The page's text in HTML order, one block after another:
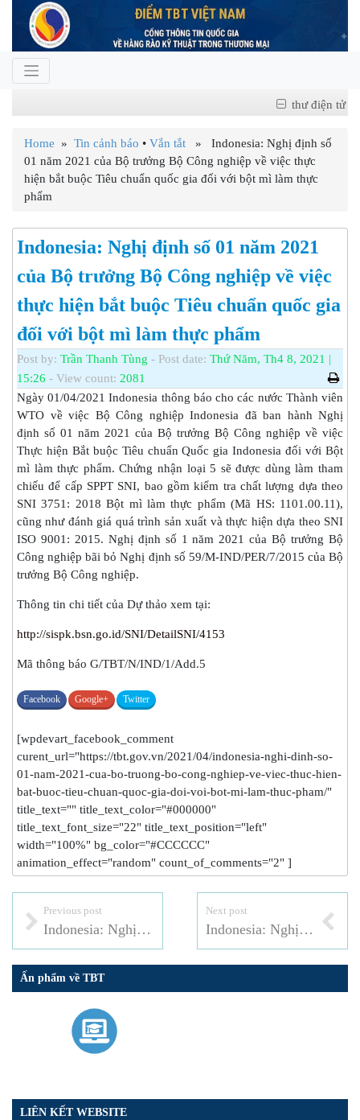
thư điện tử
Home » Tin cảnh báo • Vắn tắt » Indonesia: Nghị định số
01 năm 2021 của Bộ trưởng Bộ Công nghiệp về việc thực
hiện bắt buộc Tiêu chuẩn quốc gia đối với bột mì làm thực
phẩm
Indonesia: Nghị định số 01 năm 2021
của Bộ trưởng Bộ Công nghiệp về việc
thực hiện bắt buộc Tiêu chuẩn quốc gia
đối với bột mì làm thực phẩm
Post by: Trần Thanh Tùng - Post date: Thứ Năm, Th4 8, 2021 |
15:26 - View count: 2081
Ngày 01/04/2021 Indonesia thông báo cho các nước Thành viên
WTO về việc Bộ Công nghiệp Indonesia đã ban hành Nghị
định số 01 năm 2021 của Bộ trưởng Bộ Công nghiệp về việc
Thực hiện Bắt buộc Tiêu chuẩn Quốc gia Indonesia đối với Bột
mì làm thực phẩm. Chứng nhận loại 5 sẽ được dùng làm tham
chiếu để cấp SPPT SNI, bao gồm kiểm tra chất lượng dựa theo
SNI 3751: 2018 Bột mì làm thực phẩm (Mã HS: 1101.00.11),
cũng như đánh giá quá trình sản xuất và thực hiện dựa theo SNI
ISO 9001: 2015. Nghị định số 1 năm 2021 của Bộ trưởng Bộ
Công nghiệp bãi bỏ Nghị định số 59/M-IND/PER/7/2015 của Bộ
trưởng Bộ Công nghiệp.
Thông tin chi tiết của Dự thảo xem tại:
http://sispk.bsn.go.id/SNI/DetailSNI/4153
Mã thông báo G/TBT/N/IND/1/Add.5
Facebook Google+ Twitter
[wpdevart_facebook_comment
curent_url="https://tbt.gov.vn/2021/04/indonesia-nghi-dinh-so-
01-nam-2021-cua-bo-truong-bo-cong-nghiep-ve-viec-thuc-hien-
bat-buoc-tieu-chuan-quoc-gia-doi-voi-bot-mi-lam-thuc-pham/"
title_text="" title_text_color="#000000"
title_text_font_size="22" title_text_position="left"
width="100%" bg_color="#CCCCCC"
animation_effect="random" count_of_comments="2" ]
Previous post
Indonesia: Nghị định số 2 năm 2021 của Bộ trưởng Bộ Công nghiệp về việc thực hiện bắt buộc Tiêu chuẩn quốc gia đối với thanh busbar bằng đồng
Next post
Indonesia: Nghị định số 58 của Bộ trưởng Bộ Công nghiệp năm 2021 về việc thực hiện bắt buộc Tiêu chuẩn quốc gia đối với chất lỏng sưởi ấm sử dụng trong các thiết bị sưởi bằng điện
Ấn phẩm về TBT
LIÊN KẾT WEBSITE